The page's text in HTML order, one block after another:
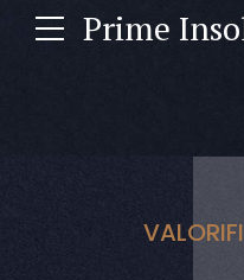
Prime